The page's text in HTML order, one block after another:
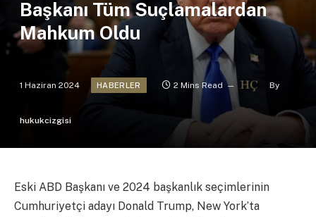
Başkanı Tüm Suçlamalardan
Mahkum Oldu
1 Haziran 2024 HABERLER 2 Mins Read By
hukukcizgisi
Eski ABD Başkanı ve 2024 başkanlık seçimlerinin
Cumhuriyetçi adayı Donald Trump, New York’ta